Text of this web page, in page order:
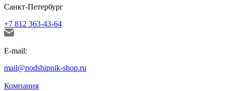
Санкт-Петербург
+7 812 363-43-64
E-mail:
mail@podshipnik-shop.ru
Компания